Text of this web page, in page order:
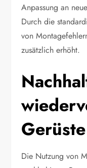
Anpassung an
Durch die
von
zusätzlich erhöht.
Gerüste
Die Nutzung von